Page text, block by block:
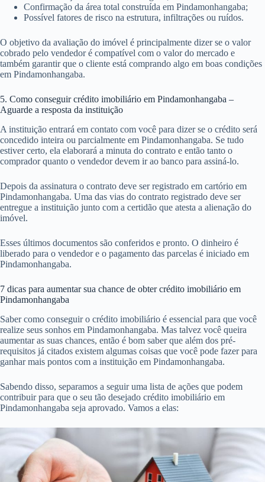
Confirmação da área total construída em Pindamonhangaba;
Possível fatores de risco na estrutura, infiltrações ou ruídos.
O objetivo da avaliação do imóvel é principalmente dizer se o valor
cobrado pelo vendedor é compatível com o valor do mercado e
também garantir que o cliente está comprando algo em boas condições
em Pindamonhangaba.
5. Como conseguir crédito imobiliário em Pindamonhangaba –
Aguarde a resposta da instituição
A instituição entrará em contato com você para dizer se o crédito será
concedido inteira ou parcialmente em Pindamonhangaba. Se tudo
estiver certo, ela elaborará a minuta do contrato e então tanto o
comprador quanto o vendedor devem ir ao banco para assiná-lo.
Depois da assinatura o contrato deve ser registrado em cartório em
Pindamonhangaba. Uma das vias do contrato registrado deve ser
entregue a instituição junto com a certidão que atesta a alienação do
imóvel.
Esses últimos documentos são conferidos e pronto. O dinheiro é
liberado para o vendedor e o pagamento das parcelas é iniciado em
Pindamonhangaba.
7 dicas para aumentar sua chance de obter crédito imobiliário em
Pindamonhangaba
Saber como conseguir o crédito imobiliário é essencial para que você
realize seus sonhos em Pindamonhangaba. Mas talvez você queira
aumentar as suas chances, então é bom saber que além dos pré-
requisitos já citados existem algumas coisas que você pode fazer para
ganhar mais pontos com a instituição em Pindamonhangaba.
Sabendo disso, separamos a seguir uma lista de ações que podem
contribuir para que o seu tão desejado crédito imobiliário em
Pindamonhangaba seja aprovado. Vamos a elas: